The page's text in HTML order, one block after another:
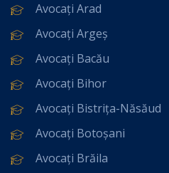
Avocați Arad
Avocați Argeș
Avocați Bacău
Avocați Bihor
Avocați Bistrița-Năsăud
Avocați Botoșani
Avocați Brăila